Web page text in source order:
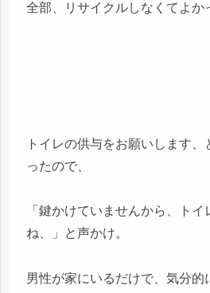
全部、リサイクルしなくてよか
トイレの供与をお願いします
ったので、
「鍵かけていませんから、ト
ね、」と声かけ。
男性が家にいるだけで、気分的